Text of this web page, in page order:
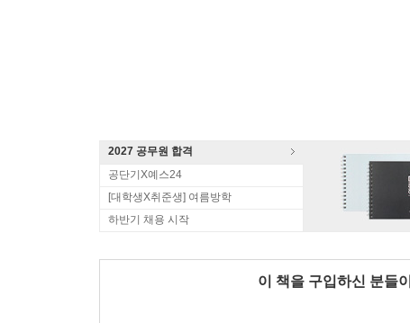
2027 공무원 합격
공단기X예스24
[대학생X취준생] 여름방학
하반기 채용 시작
이 책을 구입하신 분들이